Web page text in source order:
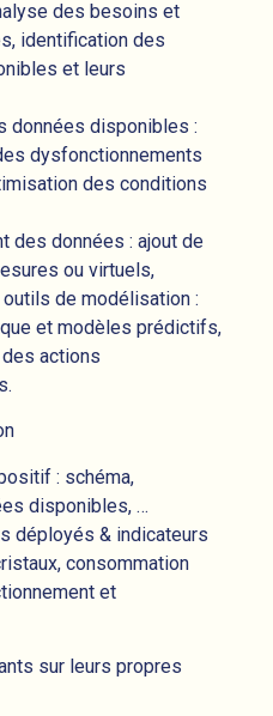
des besoins et
identification des
et leurs
données disponibles :
dysfonctionnements
des conditions
des données : ajout de
ou virtuels,
de modélisation :
et modèles prédictifs,
actions
: schéma,
disponibles, …
déployés & indicateurs
consommation
et
sur leurs propres